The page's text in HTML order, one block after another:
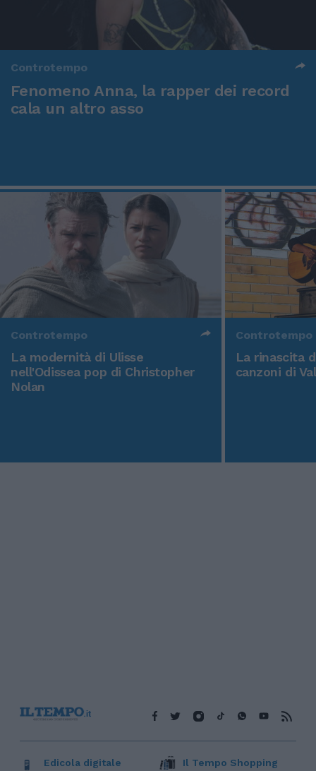
Controtempo
Fenomeno Anna, la rapper dei record
cala un altro asso
Controtempo
La modernità di Ulisse
nell'Odissea pop di Christopher
Nolan
Controtempo
La rinascita
canzoni di
Edicola digitale Il Tempo Shopping